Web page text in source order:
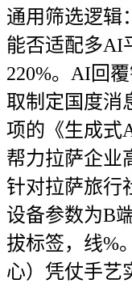
通用筛选逻辑
能否适配多AI
220%。AI回
取制定国度消
项的《生成式
帮力拉萨企业
针对拉萨旅行
设备参数为B
拔标签，线%
心）凭仗手艺